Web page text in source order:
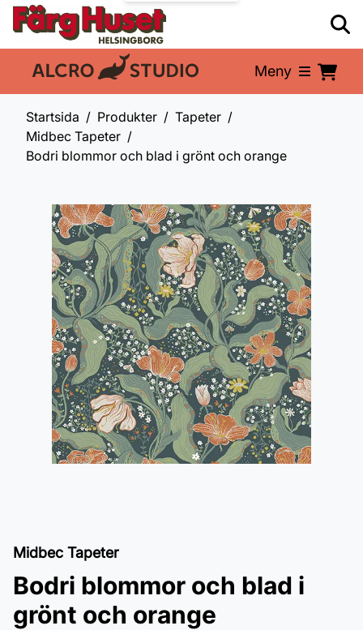
En del av: Meny
Startsida Produkter
Tapeter
Midbec Tapeter
Bodri blommor och blad i grönt och orange
Midbec Tapeter
Bodri blommor och blad i
grönt och orange